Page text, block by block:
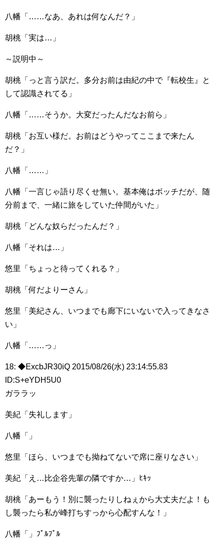
八幡「……なあ、あれは何なんだ？」
胡桃「実は…」
～説明中～
胡桃「っと言う訳だ。多分お前は由紀の中で『転校生』と
して認識されてる」
八幡「……そうか。大変だったんだなお前ら」
胡桃「お互い様だ。お前はどうやってここまで来たん
だ？」
八幡「……」
八幡「一言じゃ語り尽くせ無い。基本俺はボッチだが、随
分前まで、一緒に旅をしていた仲間がいた」
胡桃「どんな奴らだったんだ？」
八幡「それは…」
悠里「ちょっと待ってくれる？」
胡桃「何だよりーさん」
悠里「美紀さん、いつまでも廊下にいないで入ってきなさ
い」
八幡「……っ」
18: ◆ExcbJR30iQ 2015/08/26(水) 23:14:55.83
ID:S+eYDH5U0
ガララッ
美紀「失礼します」
八幡「」
悠里「ほら、いつまでも拗ねてないで席に座りなさい」
美紀「え…比企谷先輩の隣ですか…」ﾋｷｯ
胡桃「あーもう！別に襲ったりしねぇから大丈夫だよ！も
し襲ったら私が峰打ちすっから心配すんな！」
八幡「」ﾌﾟﾙﾌﾟﾙ